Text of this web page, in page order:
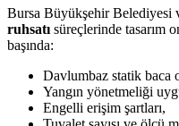
Bursa Büyükşehir Belediyesi
ruhsatı süreçlerinde tasarım
başında:
Davlumbaz statik baca
Yangın yönetmeliği
Engelli erişim şartları,